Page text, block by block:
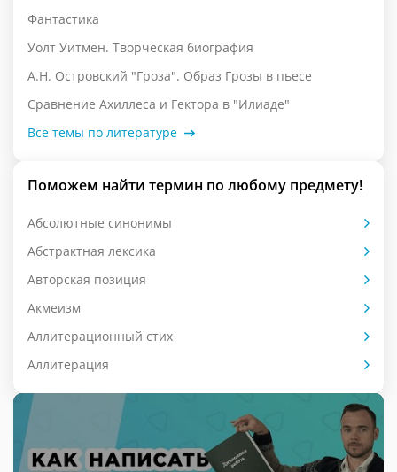
Фантастика
Уолт Уитмен. Творческая биография
А.Н. Островский "Гроза". Образ Грозы в пьесе
Сравнение Ахиллеса и Гектора в "Илиаде"
Все темы по литературе
Поможем найти термин по любому предмету!
Абсолютные синонимы
Абстрактная лексика
Авторская позиция
Акмеизм
Аллитерационный стих
Аллитерация